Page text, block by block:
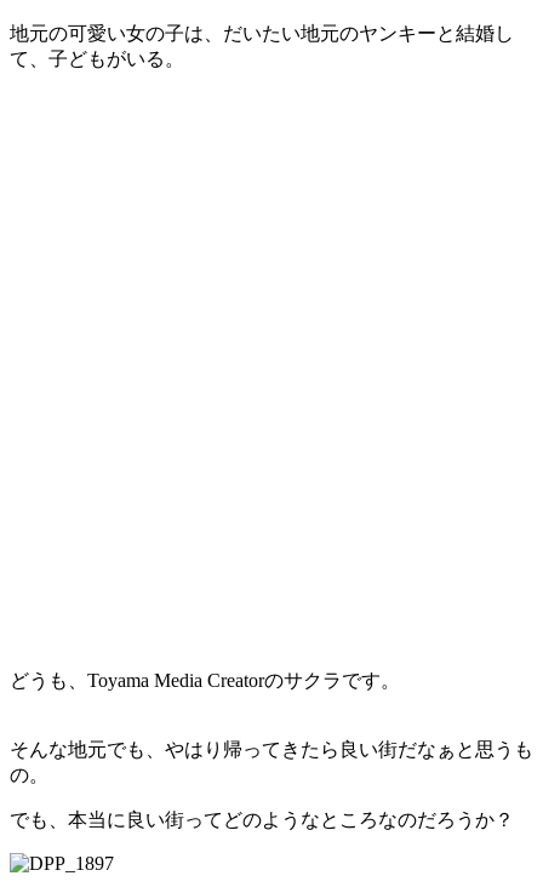
地元の可愛い女の子は、だいたい地元のヤンキーと結婚し
て、子どもがいる。
どうも、Toyama Media Creatorのサクラです。
そんな地元でも、やはり帰ってきたら良い街だなぁと思うも
の。
でも、本当に良い街ってどのようなところなのだろうか？